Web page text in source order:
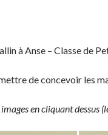
a
e
n
à Anse – Classe de
de concevoir les
en cliquant dessus